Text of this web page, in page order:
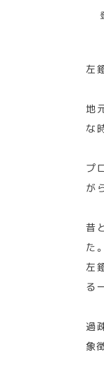
左
地
な
プ
が
昔
た。
左
る
過
象